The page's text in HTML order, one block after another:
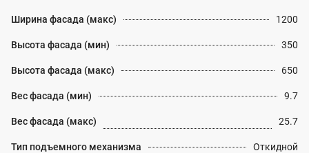
Ширина фасада (макс) 1200
Высота фасада (мин) 350
Высота фасада (макс) 650
Вес фасада (мин) 9.7
Вес фасада (макс) 25.7
Тип подъемного механизма Откидной